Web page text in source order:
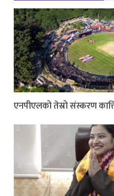
एनपीएलको तेस्रो संस्करण